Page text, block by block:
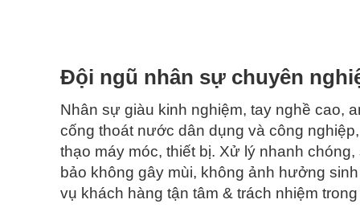
Hiện nay, có rất nhiều đối tượng xấu – đơn vị thiếu uy
Là một đơn vị lâu năm trong ngành, Tấn Phát vô cùng
khách hàng luôn cả thấy yên tâm và hài lòng khi sử
Đội ngũ nhân sự chuyên
Nhân sự giàu kinh nghiệm, tay nghề cao,
cống thoát nước dân dụng và công
thạo máy móc, thiết bị. Xử lý nhanh
bảo không gây mùi, không ảnh hưởng
vụ khách hàng tận tâm & trách nhiệm